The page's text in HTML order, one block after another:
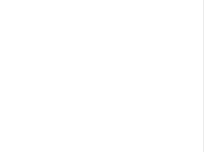
化投资中的巨大潜力。对于希
境中持续创造价值。